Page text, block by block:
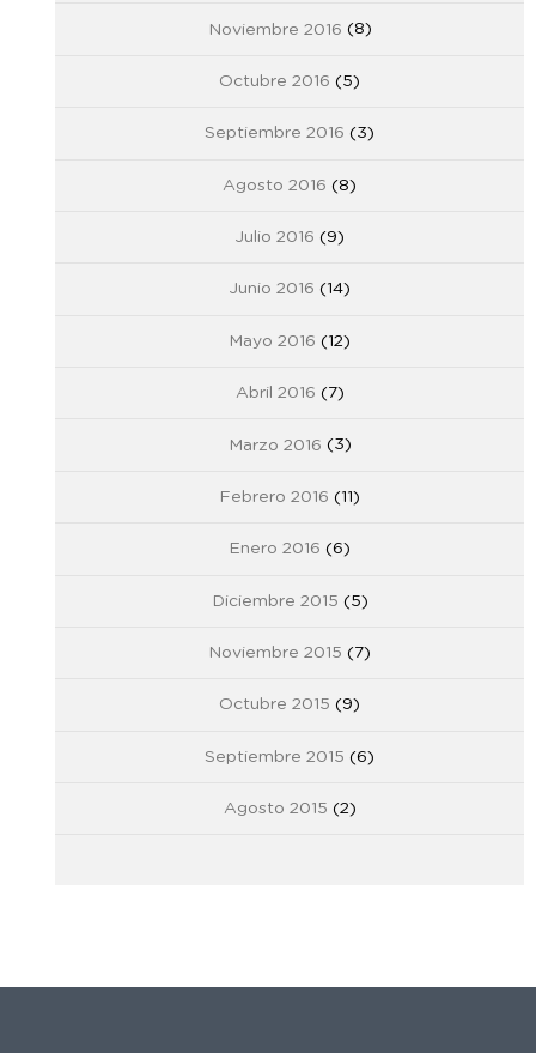
Noviembre 2016 (8)
Octubre 2016 (5)
Septiembre 2016 (3)
Agosto 2016 (8)
Julio 2016 (9)
Junio 2016 (14)
Mayo 2016 (12)
Abril 2016 (7)
Marzo 2016 (3)
Febrero 2016 (11)
Enero 2016 (6)
Diciembre 2015 (5)
Noviembre 2015 (7)
Octubre 2015 (9)
Septiembre 2015 (6)
Agosto 2015 (2)